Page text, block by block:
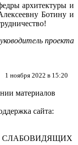
архитектуры и
Ботину и
проекта
1 ноября 2022 в 15:20
материалов
сайта:
СЛАБОВИДЯЩИХ